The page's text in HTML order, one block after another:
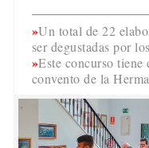
Un total de 22
ser degustadas por
Este concurso tiene
convento de la